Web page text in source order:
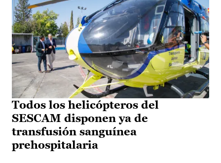
Todos los helicópteros del
SESCAM disponen ya de
transfusión sanguínea
prehospitalaria